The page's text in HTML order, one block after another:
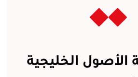
الأصول الخليجية